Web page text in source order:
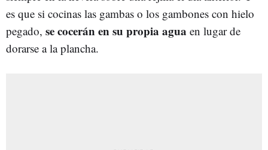
es que si cocinas las gambas o los gambones con hielo
pegado, se cocerán en su propia agua en lugar de
dorarse a la plancha.